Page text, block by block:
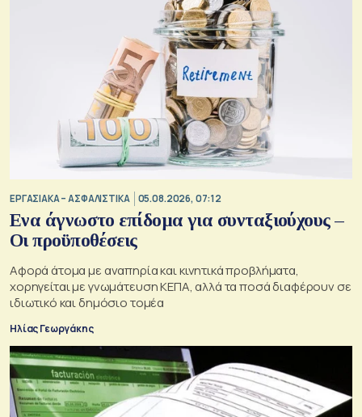
ΕΡΓΑΣΙΑΚΑ – ΑΣΦΑΛΙΣΤΙΚΑ 05.08.2026, 07:12
Ενα άγνωστο επίδομα για συνταξιούχους –
Οι προϋποθέσεις
Αφορά άτομα με αναπηρία και κινητικά προβλήματα,
χορηγείται με γνωμάτευση ΚΕΠΑ, αλλά τα ποσά διαφέρουν σε
ιδιωτικό και δημόσιο τομέα
Ηλίας Γεωργάκης